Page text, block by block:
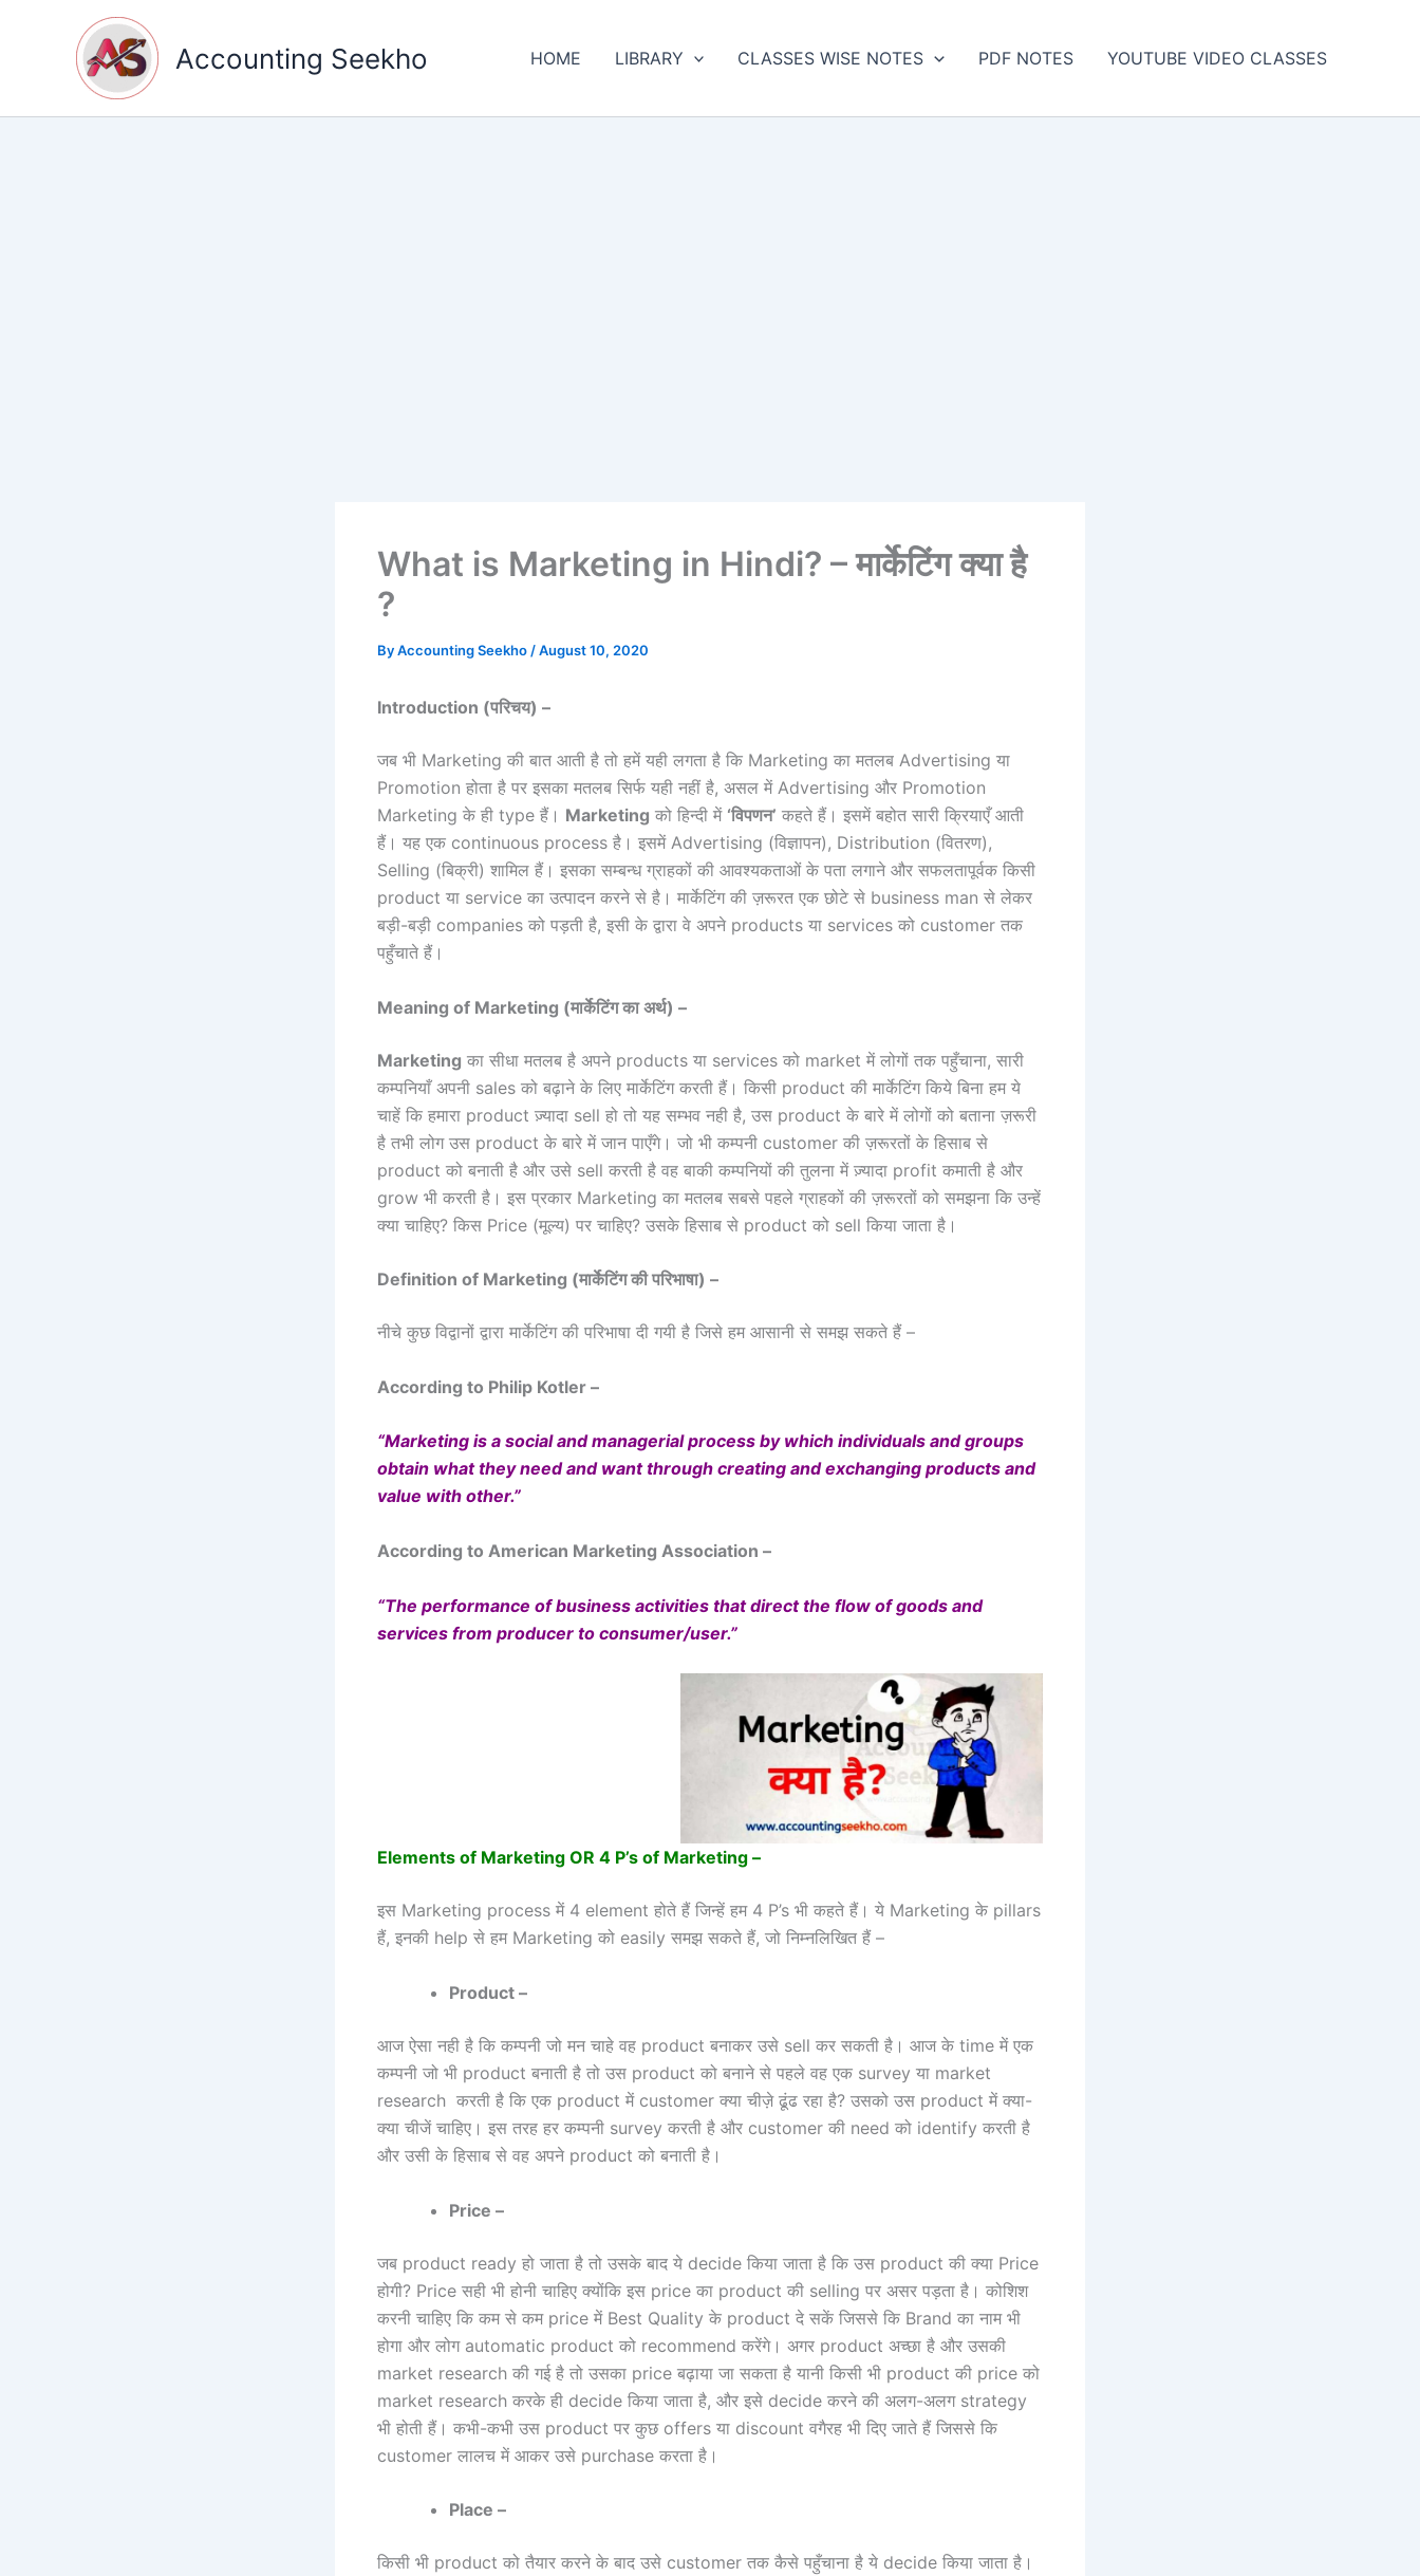
Accounting Seekho HOME LIBRARY CLASSES WISE NOTES PDF NOTES YOUTUBE VIDEO CLASSES
What is Marketing in Hindi? – मार्केटिंग क्या है
?
ByAccounting Seekho /August 10, 2020
Introduction (परिचय) –
जब भी Marketing की बात आती है तो हमें यही लगता है कि Marketing का मतलब Advertising या
Promotion होता है पर इसका मतलब सिर्फ यही नहीं है, असल में Advertising और Promotion
Marketing के ही type हैं। Marketing को हिन्दी में ‘विपणन’ कहते हैं। इसमें बहोत सारी क्रियाएँ आती
हैं। यह एक continuous process है। इसमें Advertising (विज्ञापन), Distribution (वितरण),
Selling (बिक्री) शामिल हैं। इसका सम्बन्ध ग्राहकों की आवश्यकताओं के पता लगाने और सफलतापूर्वक किसी
product या service का उत्पादन करने से है। मार्केटिंग की ज़रूरत एक छोटे से business man से लेकर
बड़ी-बड़ी companies को पड़ती है, इसी के द्वारा वे अपने products या services को customer तक
पहुँचाते हैं।
Meaning of Marketing (मार्केटिंगका अर्थ) –
Marketing का सीधा मतलब है अपने products या services को market में लोगों तक पहुँचाना, सारी
कम्पनियाँ अपनी sales को बढ़ाने के लिए मार्केटिंग करती हैं। किसी product की मार्केटिंग किये बिना हम ये
चाहें कि हमारा product ज़्यादा sell हो तो यह सम्भव नही है, उस product के बारे में लोगों को बताना ज़रूरी
है तभी लोग उस product के बारे में जान पाएँगे। जो भी कम्पनी customer की ज़रूरतों के हिसाब से
product को बनाती है और उसे sell करती है वह बाकी कम्पनियों की तुलना में ज़्यादा profit कमाती है और
grow भी करती है। इस प्रकार Marketing का मतलब सबसे पहले ग्राहकों की ज़रूरतों को समझना कि उन्हें
क्या चाहिए? किस Price (मूल्य) पर चाहिए? उसके हिसाब से product को sell किया जाता है।
Definition of Marketing (मार्केटिंग की परिभाषा) –
नीचे कुछ विद्वानों द्वारा मार्केटिंग की परिभाषा दी गयी है जिसे हम आसानी से समझ सकते हैं –
According to Philip Kotler –
“Marketing is a social and managerial process by which individuals and groups
obtain what they need and want through creating and exchanging products and
value with other.”
According to American Marketing Association –
“The performance of business activities that direct the flow of goods and
services from producer to consumer/user.”
Elements of Marketing OR 4 P’s of Marketing –
इस Marketing process में 4 element होते हैं जिन्हें हम 4 P’s भी कहते हैं। ये Marketing के pillars
हैं, इनकी help से हम Marketing को easily समझ सकते हैं, जो निम्नलिखित हैं –
Product –
आज ऐसा नही है कि कम्पनी जो मन चाहे वह product बनाकर उसे sell कर सकती है। आज के time में एक
कम्पनी जो भी product बनाती है तो उस product को बनाने से पहले वह एक survey या market
research करती है कि एक product में customer क्या चीज़े ढूंढ रहा है? उसको उस product में क्या-
क्या चीजें चाहिए। इस तरह हर कम्पनी survey करती है और customer की need को identify करती है
और उसी के हिसाब से वह अपने product को बनाती है।
Price –
जब product ready हो जाता है तो उसके बाद ये decide किया जाता है कि उस product की क्या Price
होगी? Price सही भी होनी चाहिए क्योंकि इस price का product की selling पर असर पड़ता है। कोशिश
करनी चाहिए कि कम से कम price में Best Quality के product दे सकें जिससे कि Brand का नाम भी
होगा और लोग automatic product को recommend करेंगे। अगर product अच्छा है और उसकी
market research की गई है तो उसका price बढ़ाया जा सकता है यानी किसी भी product की price को
market research करके ही decide किया जाता है, और इसे decide करने की अलग-अलग strategy
भी होती हैं। कभी-कभी उस product पर कुछ offers या discount वगैरह भी दिए जाते हैं जिससे कि
customer लालच में आकर उसे purchase करता है।
Place –
किसी भी product को तैयार करने के बाद उसे customer तक कैसे पहुँचाना है ये decide किया जाता है।